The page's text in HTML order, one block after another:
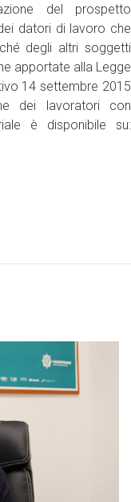
del prospetto
datori di lavoro che
degli altri soggetti
apportate alla Legge
14 settembre 2015
dei lavoratori con
è disponibile su: